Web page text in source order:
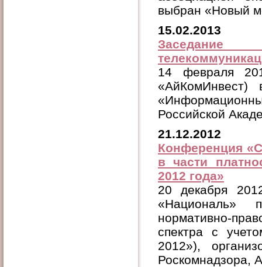
выбран «Новый
15.02.2013
14 февраля
«АйКомИнвест)
Российской
21.12.2012
Конференция
в части
2012 года»
20 декабря
«Националь»
нормативно-
спектра с
2012»),
Роскомнадзора,